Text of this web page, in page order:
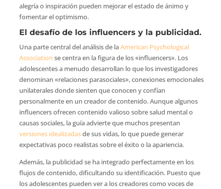
alegría o inspiración pueden mejorar el estado de ánimo y
fomentar el optimismo.
El desafío de los influencers y la publicidad.
Una parte central del análisis de laAmerican Psychological
Association se centra en la figura de los «influencers». Los
adolescentes a menudo desarrollan lo que los investigadores
denominan «relaciones parasociales», conexiones emocionales
unilaterales donde sienten que conocen y confían
personalmente en un creador de contenido. Aunque algunos
influencers ofrecen contenido valioso sobre salud mental o
causas sociales, la guía advierte que muchos presentan
versiones idealizadasde sus vidas, lo que puede generar
expectativas poco realistas sobre el éxito o la apariencia.
Además, la publicidad se ha integrado perfectamente en los
flujos de contenido, dificultando su identificación. Puesto que
los adolescentes pueden ver a los creadores como voces de